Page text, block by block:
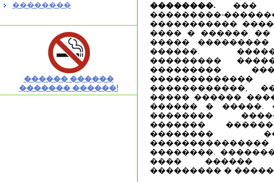
��������
������ ������
������� ������!
��������. ���
���������-
�����������
���� � ������ ��
�����
������.
���������
���������
������������,
����� ������
������ � �����.
��������
�������
��������
��������.
���� ������
��������� �